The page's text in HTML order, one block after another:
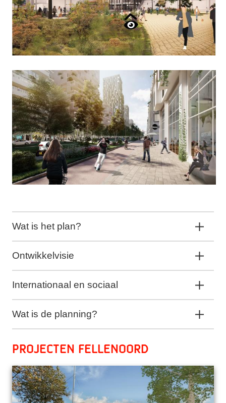
Wat is het plan?
Ontwikkelvisie
Internationaal en sociaal
Wat is de planning?
Projecten Fellenoord